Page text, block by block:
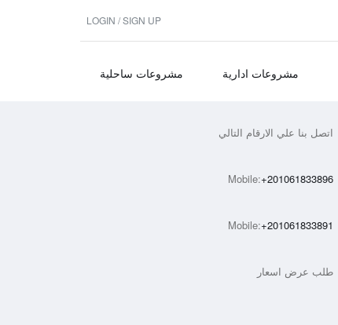
LOGIN / SIGN UP
مشروعات ادارية مشروعات ساحلية
اتصل بنا علي الارقام التالي
Mobile:+201061833896
Mobile:+201061833891
طلب عرض اسعار